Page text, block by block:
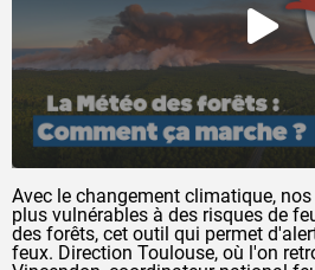
Avec le changement climatique,
plus vulnérables à des risques de
des forêts, cet outil qui permet
feux. Direction Toulouse, où l'on